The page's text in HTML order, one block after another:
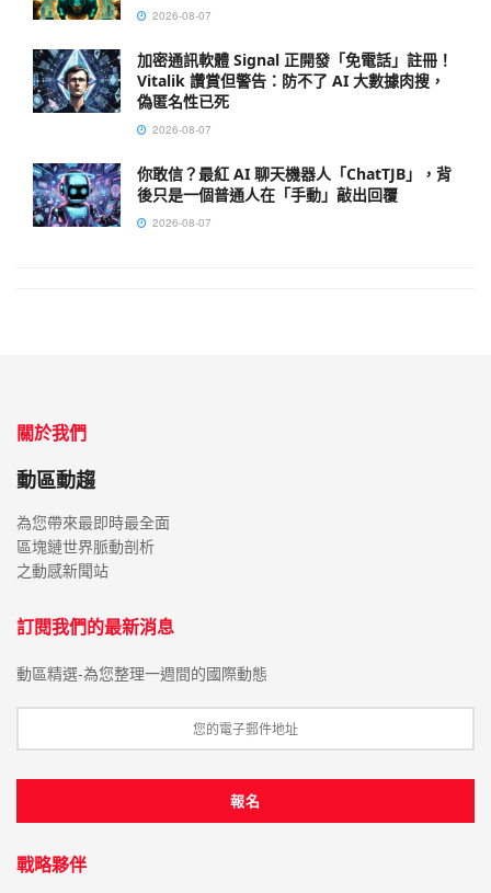
2026-08-07
加密通訊軟體 Signal 正開發「免電話」註冊！
Vitalik 讚賞但警告：防不了 AI 大數據肉搜，
偽匿名性已死
2026-08-07
你敢信？最紅 AI 聊天機器人「ChatTJB」，背
後只是一個普通人在「手動」敲出回覆
2026-08-07
關於我們
動區動趨
為您帶來最即時最全面
區塊鏈世界脈動剖析
之動感新聞站
訂閱我們的最新消息
動區精選-為您整理一週間的國際動態
戰略夥伴